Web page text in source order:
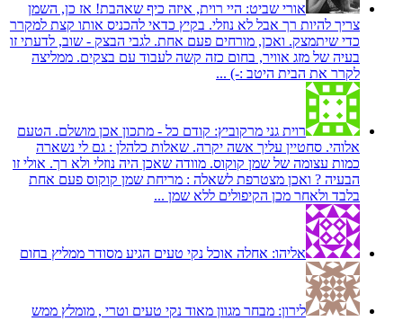
אורי שביט: היי רוית, איזה כיף שאהבת! אז כן, השמן
צריך להיות רך אבל לא נוזלי. בקיץ כדאי להכניס אותו קצת למקרר
כדי שיתמצק. ואכן, מורחים פעם אחת. לגבי הבצק - שוב, לדעתי זו
בעיה של מזג אוויר, בחום כזה קשה לעבוד עם בצקים. ממליצה
לקרר את הבית היטב :-) ...
רוית גני מרקוביץ: קודם כל - מתכון אכן מושלם. הטעם
אלוהי. סחטיין עליך אשה יקרה. שאלות כלהלן : גם לי נשארה
כמות עצומה של שמן קוקוס. מוודה שאכן היה נוזלי ולא רך. אולי זו
הבעיה ? ואכן מצטרפת לשאלה : מריחת שמן קוקוס פעם אחת
בלבד ולאחר מכן הקיפולים ללא שמן ...
אליהו: אחלה אוכל נקי טעים הגיע מסודר ממליץ בחום
לירון: מבחר מגוון מאוד נקי טעים וטרי , מומלץ ממש